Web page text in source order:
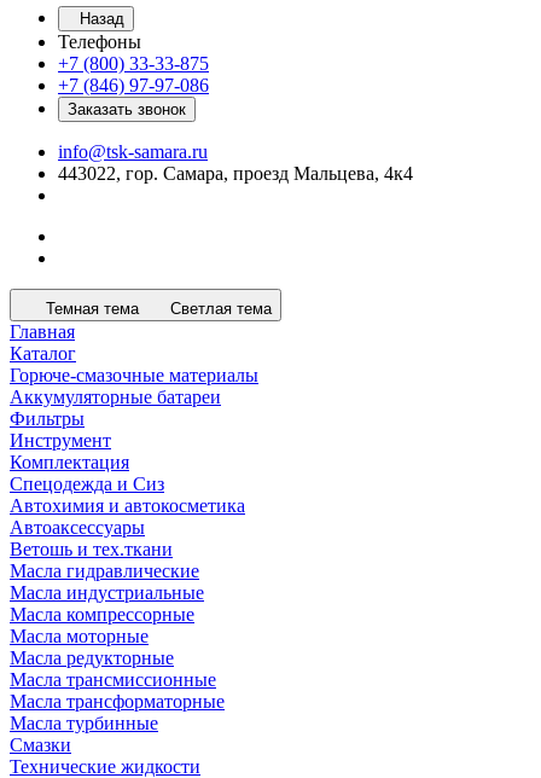
Назад
Телефоны
+7 (800) 33-33-875
+7 (846) 97-97-086
Заказать звонок
info@tsk-samara.ru
443022, гор. Самара, проезд Мальцева, 4к4
Темная тема Светлая тема
Главная
Каталог
Горюче-смазочные материалы
Аккумуляторные батареи
Фильтры
Инструмент
Комплектация
Спецодежда и Сиз
Автохимия и автокосметика
Автоаксессуары
Ветошь и тех.ткани
Масла гидравлические
Масла индустриальные
Масла компрессорные
Масла моторные
Масла редукторные
Масла трансмиссионные
Масла трансформаторные
Масла турбинные
Смазки
Технические жидкости